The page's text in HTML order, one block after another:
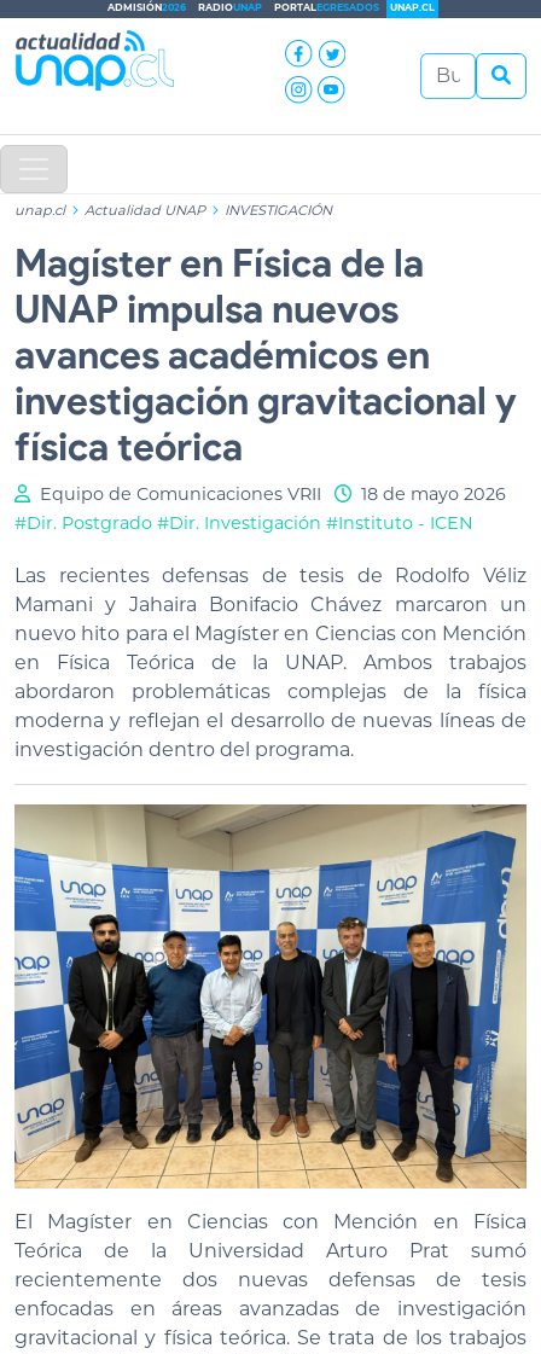
ADMISIÓN2026 RADIOUNAP PORTALEGRESADOS UNAP.CL
unap.cl Actualidad UNAP INVESTIGACIÓN
Magíster en Física de la
UNAP impulsa nuevos
avances académicos en
investigación gravitacional y
física teórica
Equipo de Comunicaciones VRII
18 de mayo 2026
#Dir. Postgrado #Dir. Investigación #Instituto - ICEN
Las recientes defensas de tesis de Rodolfo Véliz
Mamani y Jahaira Bonifacio Chávez marcaron un
nuevo hito para el Magíster en Ciencias con Mención
en Física Teórica de la UNAP. Ambos trabajos
abordaron problemáticas complejas de la física
moderna y reflejan el desarrollo de nuevas líneas de
investigación dentro del programa.
El Magíster en Ciencias con Mención en Física
Teórica de la Universidad Arturo Prat sumó
recientemente dos nuevas defensas de tesis
enfocadas en áreas avanzadas de investigación
gravitacional y física teórica. Se trata de los trabajos